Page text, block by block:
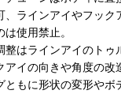
、ラインアイやフック
使用禁止。
整はラインアイのト
イの向きや角度の改
ともに形状の変形や